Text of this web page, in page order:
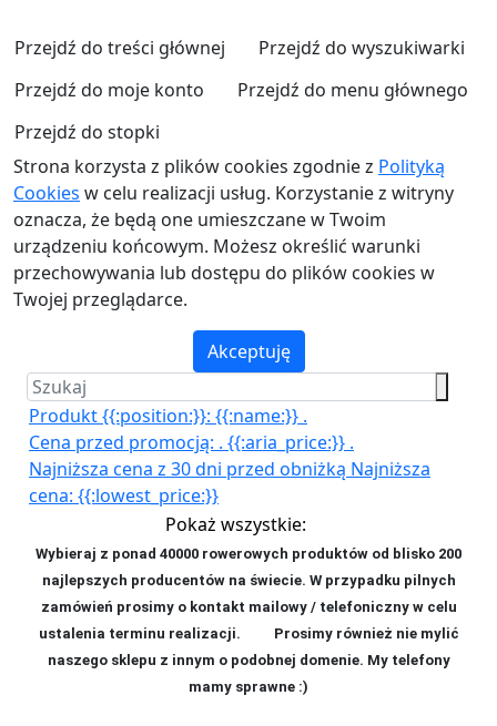
Przejdź do treści głównej
Przejdź do wyszukiwarki
Przejdź do moje konto
Przejdź do menu głównego
Przejdź do stopki
Strona korzysta z plików cookies zgodnie z Polityką
Cookies w celu realizacji usług. Korzystanie z witryny
oznacza, że będą one umieszczane w Twoim
urządzeniu końcowym. Możesz określić warunki
przechowywania lub dostępu do plików cookies w
Twojej przeglądarce.
Akceptuję
Produkt {{:position:}}: {{:name:}} .
Cena przed promocją: . {{:aria_price:}} .
Najniższa cena z 30 dni przed obniżką Najniższa
cena: {{:lowest_price:}}
Pokaż wszystkie:
Wybieraj z ponad 40000 rowerowych produktów od blisko 200
najlepszych producentów na świecie. W przypadku pilnych
zamówień prosimy o kontakt mailowy / telefoniczny w celu
ustalenia terminu realizacji. Prosimy również nie mylić
naszego sklepu z innym o podobnej domenie. My telefony
mamy sprawne :)